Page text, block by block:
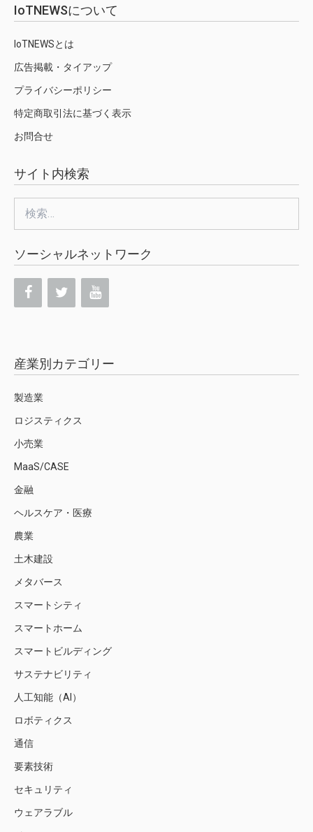
IoTNEWSについて
IoTNEWSとは
広告掲載・タイアップ
プライバシーポリシー
特定商取引法に基づく表示
お問合せ
サイト内検索
索:
ソーシャルネットワーク
産業別カテゴリー
製造業
ロジスティクス
小売業
MaaS/CASE
金融
ヘルスケア・医療
農業
土木建設
メタバース
スマートシティ
スマートホーム
スマートビルディング
サステナビリティ
人工知能（AI）
ロボティクス
通信
要素技術
セキュリティ
ウェアラブル